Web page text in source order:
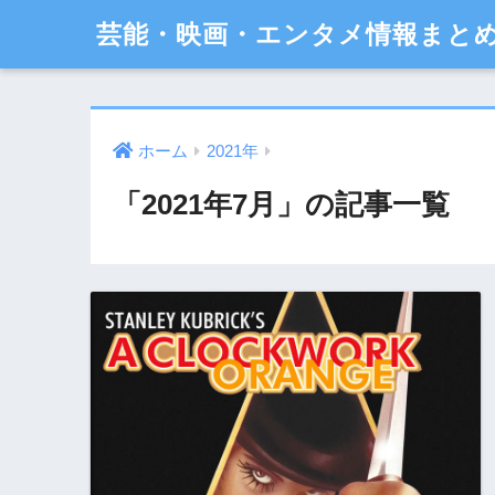
芸能・映画・エンタメ情報まと
ホーム 2021年
「2021年7月」の記事一覧